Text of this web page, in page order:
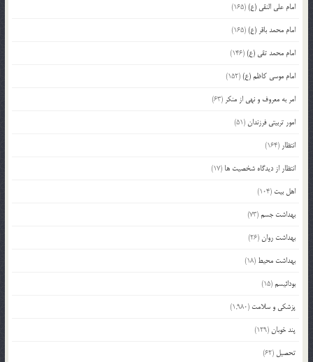
امام علی النقی (ع)(165)
امام محمد باقر (ع)(165)
امام محمد تقی (ع)(146)
امام موسی کاظم (ع)(152)
امر به معروف و نهی از منکر (63)
امور تربیتی فرزندان(51)
انتظار (164)
انتظار از دیدگاه شخصیت ها (17)
اهل بیت (104)
بهداشت جسم(73)
بهداشت روان(26)
بهداشت محیط (18)
بودائیسم(15)
پزشکی و سلامت (1,980)
پند خوبان(129)
تحصیل (62)